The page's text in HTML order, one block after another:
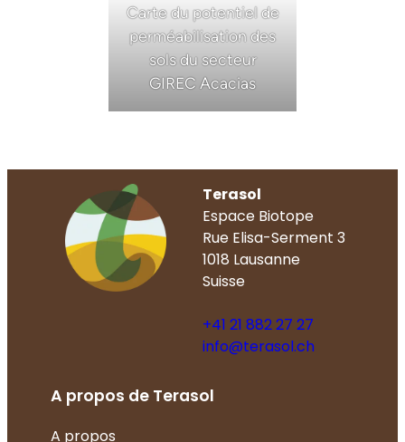
Carte du potentiel de
perméabilisation des
sols du secteur
GIREC Acacias
Terasol
Espace Biotope
Rue Elisa-Serment 3
1018 Lausanne
Suisse
+41 21 882 27 27
info@terasol.ch
A propos de Terasol
A propos